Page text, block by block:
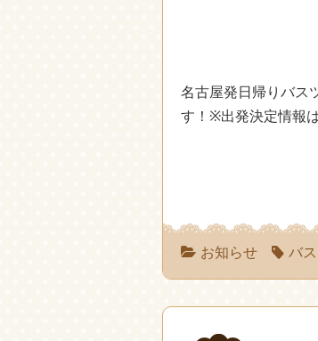
名古屋発日帰りバス
す！※出発決定情報
お知らせ バ